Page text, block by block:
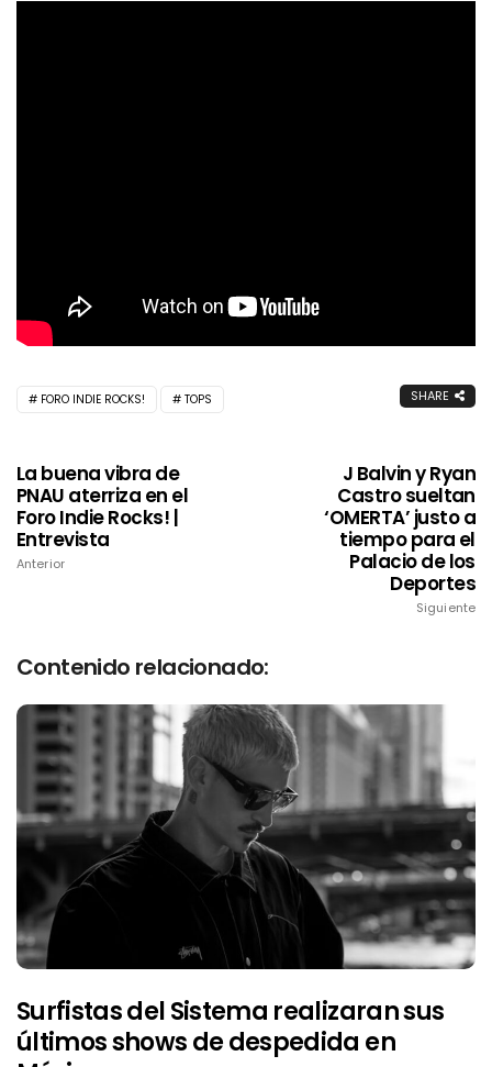
FORO INDIE ROCKS! TOPS SHARE
La buena vibra de
PNAU aterriza en el
Foro Indie Rocks! |
Entrevista
Anterior
J Balvin y Ryan
Castro sueltan
‘OMERTA’ justo a
tiempo para el
Palacio de los
Deportes
Siguiente
Contenido relacionado:
Surfistas del Sistema realizaran sus
últimos shows de despedida en